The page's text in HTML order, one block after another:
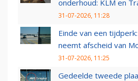
onderhoud: KLM en
31-07-2026, 11:28
Einde van een
neemt afscheid van
31-07-2026, 11:25
Gedeelde tweede